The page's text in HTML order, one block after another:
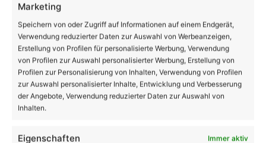
Marketing
Speichern von oder Zugriff auf Informationen auf einem Endgerät,
Verwendung reduzierter Daten zur Auswahl von Werbeanzeigen,
Erstellung von Profilen für personalisierte Werbung, Verwendung
von Profilen zur Auswahl personalisierter Werbung, Erstellung von
Profilen zur Personalisierung von Inhalten, Verwendung von Profilen
zur Auswahl personalisierter Inhalte, Entwicklung und Verbesserung
der Angebote, Verwendung reduzierter Daten zur Auswahl von
Inhalten.
Eigenschaften
Immer aktiv